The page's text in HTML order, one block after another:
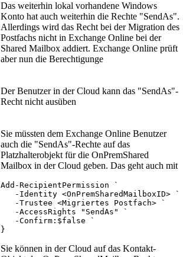
Das weiterhin lokal vorhandene Windows
Konto hat auch weiterhin die Rechte "SendAs".
Allerdings wird das Recht bei der Migration des
Postfachs nicht in Exchange Online bei der
Shared Mailbox addiert. Exchange Online prüft
aber nun die Berechtigunge
Der Benutzer in der Cloud kann das "SendAs"-
Recht nicht ausüben
Sie müssten dem Exchange Online Benutzer
auch die "SendAs"-Rechte auf das
Platzhalterobjekt für die OnPremShared
Mailbox in der Cloud geben. Das geht auch mit
Add-RecipientPermission `
   -Identity <OnPremSharedMailboxID> `
   -Trustee <Migriertes Postfach> `
   -AccessRights "SendAs" `
   -Confirm:$false `
}
Sie können in der Cloud auf das Kontakt-